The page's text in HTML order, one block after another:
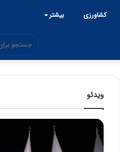
کشاورزی بیشتر
ویدئو
ح
ی